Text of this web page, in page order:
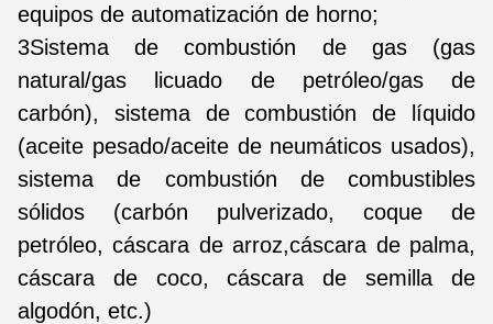
equipos de automatización de horno;
3Sistema de combustión de gas (gas
natural/gas licuado de petróleo/gas de
carbón), sistema de combustión de líquido
(aceite pesado/aceite de neumáticos usados),
sistema de combustión de combustibles
sólidos (carbón pulverizado, coque de
petróleo, cáscara de arroz,cáscara de palma,
cáscara de coco, cáscara de semilla de
algodón, etc.)